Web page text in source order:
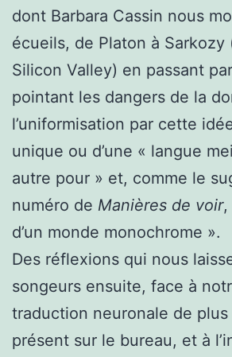
dont Barbara Cassin nous
écueils, de Platon à Sarkozy
Silicon Valley) en passant
pointant les dangers de la
l’uniformisation par cette
unique ou d’une « langue
autre pour » et, comme le
numéro de Manières de voir,
d’un monde monochrome ».
Des réflexions qui nous
songeurs ensuite, face à
traduction neuronale de
présent sur le bureau, et à